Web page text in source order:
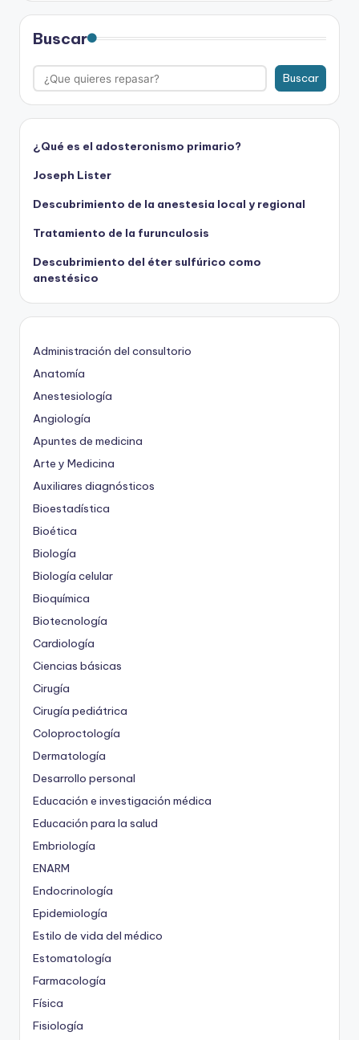
Buscar
Buscar
¿Qué es el adosteronismo primario?
Joseph Lister
Descubrimiento de la anestesia local y regional
Tratamiento de la furunculosis
Descubrimiento del éter sulfúrico como
anestésico
Administración del consultorio
Anatomía
Anestesiología
Angiología
Apuntes de medicina
Arte y Medicina
Auxiliares diagnósticos
Bioestadística
Bioética
Biología
Biología celular
Bioquímica
Biotecnología
Cardiología
Ciencias básicas
Cirugía
Cirugía pediátrica
Coloproctología
Dermatología
Desarrollo personal
Educación e investigación médica
Educación para la salud
Embriología
ENARM
Endocrinología
Epidemiología
Estilo de vida del médico
Estomatología
Farmacología
Física
Fisiología